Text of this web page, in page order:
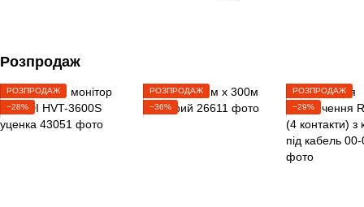
Розпродаж
РОЗПРОДАЖ
−28%
РОЗПРОДАЖ
−36%
РОЗПРОДАЖ
−29%